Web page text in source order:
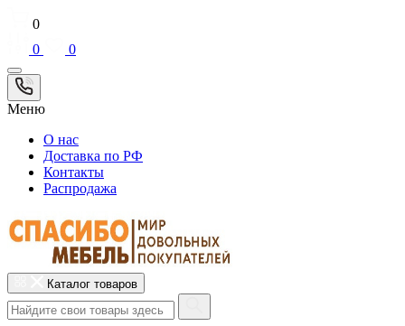
0
0
0
Меню
О нас
Доставка по РФ
Контакты
Распродажа
Каталог товаров